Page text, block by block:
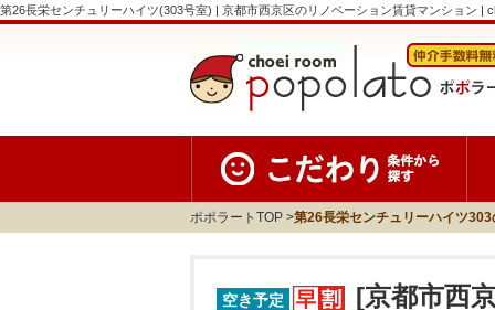
第26長栄センチュリーハイツ(303号室) | 京都市西京区のリノベーション賃貸マンション |
ポポラートTOP 第26長栄センチュリーハイツ303
空き予定 [京都市西